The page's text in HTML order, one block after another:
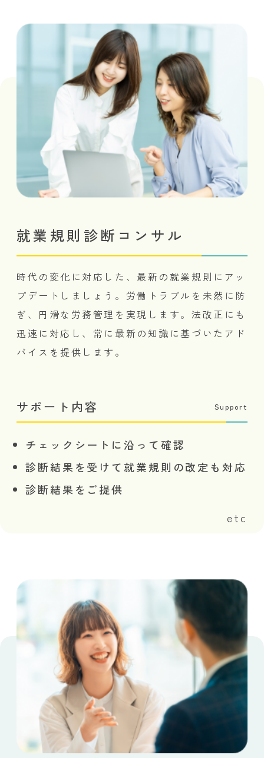
就業規則診断コンサル
時代の変化に対応した、最新の就業規則にアッ
プデートしましょう。労働トラブルを未然に防
ぎ、円滑な労務管理を実現します。法改正にも
迅速に対応し、常に最新の知識に基づいたアド
バイスを提供します。
サポート内容 Support
チェックシートに沿って確認
診断結果を受けて就業規則の改定も対応
診断結果をご提供
etc